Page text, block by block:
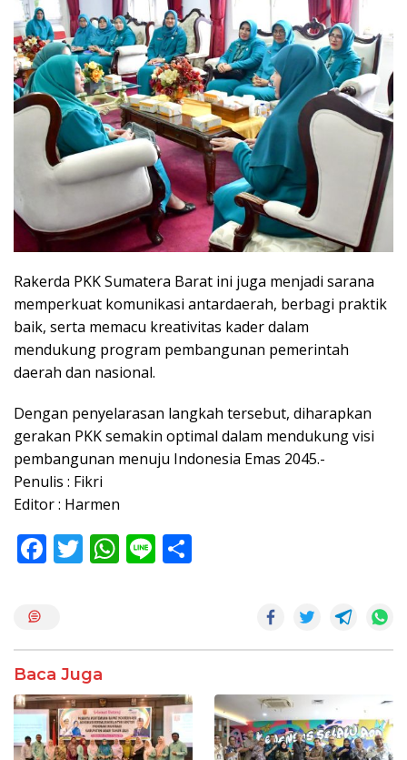
Rakerda PKK Sumatera Barat ini juga menjadi sarana
memperkuat komunikasi antardaerah, berbagi praktik
baik, serta memacu kreativitas kader dalam
mendukung program pembangunan pemerintah
daerah dan nasional.
Dengan penyelarasan langkah tersebut, diharapkan
gerakan PKK semakin optimal dalam mendukung visi
pembangunan menuju Indonesia Emas 2045.-
Penulis : Fikri
Editor : Harmen
F
o
o
k
T W
p
p
Li
Baca Juga